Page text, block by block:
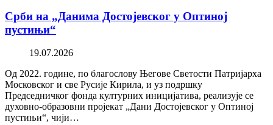
Срби на „Данима Достојевског у Оптиној
пустињи“
19.07.2026
Од 2022. године, по благослову Његове Светости Патријарха
Московског и све Русије Кирила, и уз подршку
Председничког фонда културних иницијатива, реализује се
духовно-образовни пројекат „Дани Достојевског у Оптиној
пустињи“, чији…